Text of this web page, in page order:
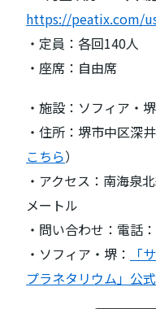
https://peatix.com/
・定員：各回140人
・座席：自由席
・施設：ソフィア・
・住所：堺市中区深
こちら）
・アクセス：南海泉
メートル
・問い合わせ：電話
・ソフィア・堺：
「
プラネタリウム」公